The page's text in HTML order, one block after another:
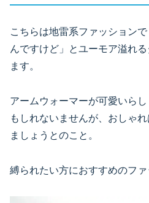
こちらは地雷系ファッション
んですけど」とユーモア溢れ
ます。
アームウォーマーが可愛いら
もしれないませんが、おしゃ
ましょうとのこと。
縛られたい方におすすめのファ